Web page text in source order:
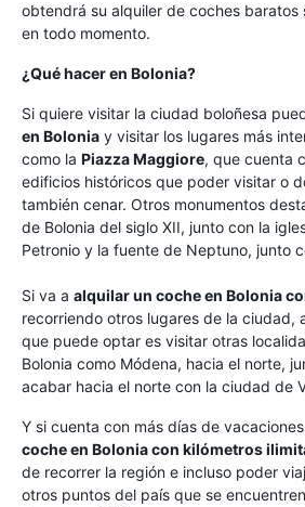
obtendrá su alquiler de coches baratos
en todo momento.
¿Qué hacer en Bolonia?
Si quiere visitar la ciudad boloñesa
en Bolonia y visitar los lugares más
como la Piazza Maggiore, que cuenta
edificios históricos que poder visitar o
también cenar. Otros monumentos
de Bolonia del siglo XII, junto con la
Petronio y la fuente de Neptuno, junto
Si va a alquilar un coche en Bolonia
recorriendo otros lugares de la ciudad,
que puede optar es visitar otras
Bolonia como Módena, hacia el norte,
acabar hacia el norte con la ciudad de
Y si cuenta con más días de
coche en Bolonia con kilómetros
de recorrer la región e incluso poder
otros puntos del país que se